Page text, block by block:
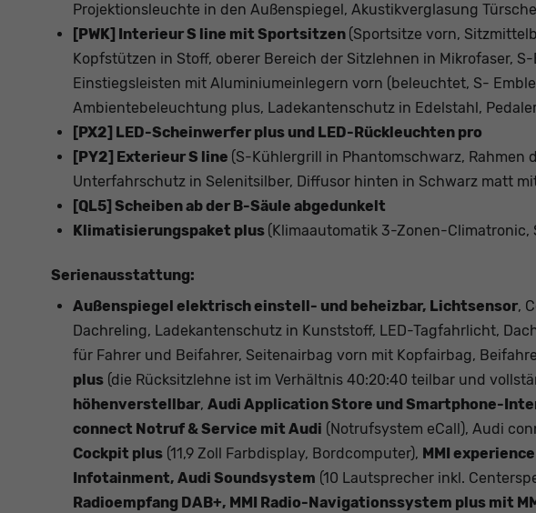
Projektionsleuchte in den Außenspiegel, Akustikverglasung
[PWK] Interieur S line mit Sportsitzen (Sportsitze vorn,
Kopfstützen in Stoff, oberer Bereich der Sitzlehnen in Mikrofaser,
Einstiegsleisten mit Aluminiumeinlegern vorn (beleuchtet, S-
Ambientebeleuchtung plus, Ladekantenschutz in Edelstahl,
[PX2] LED-Scheinwerfer plus und LED-Rückleuchten pro
[PY2] Exterieur S line (S-Kühlergrill in Phantomschwarz, Rahmen
Unterfahrschutz in Selenitsilber, Diffusor hinten in Schwarz matt
[QL5] Scheiben ab der B-Säule abgedunkelt
Klimatisierungspaket plus (Klimaautomatik 3-Zonen-Climatronic,
Serienausstattung:
Außenspiegel elektrisch einstell- und beheizbar, Lichtsensor,
Dachreling, Ladekantenschutz in Kunststoff, LED-Tagfahrlicht,
für Fahrer und Beifahrer, Seitenairbag vorn mit Kopfairbag,
plus (die Rücksitzlehne ist im Verhältnis 40:20:40 teilbar und
höhenverstellbar, Audi Application Store und Smartphone-
connect Notruf & Service mit Audi (Notrufsystem eCall), Audi
Cockpit plus (11,9 Zoll Farbdisplay, Bordcomputer), MMI
Infotainment, Audi Soundsystem (10 Lautsprecher inkl.
Radioempfang DAB+, MMI Radio-Navigationssystem plus mit